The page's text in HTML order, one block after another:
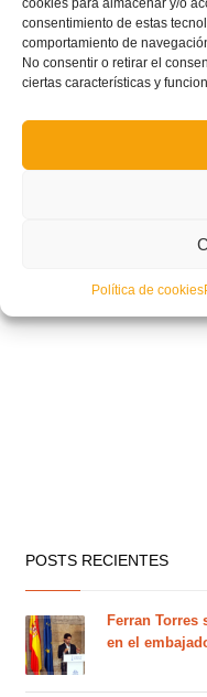
cookies para almacenar y/o
consentimiento de estas
comportamiento de
No consentir o retirar el
ciertas características y
Política de cookies
POSTS RECIENTES
Ferran Torres
en el